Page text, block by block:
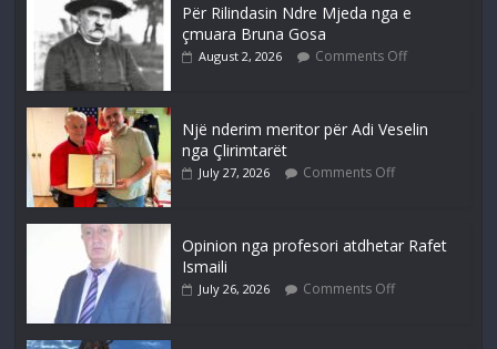
Për Rilindasin Ndre Mjeda nga e
çmuara Bruna Gosa
August 2, 2026 Comments Off
Një nderim meritor për Adi Veselin
nga Çlirimtarët
July 27, 2026 Comments Off
Opinion nga profesori atdhetar Rafet
Ismaili
July 26, 2026 Comments Off